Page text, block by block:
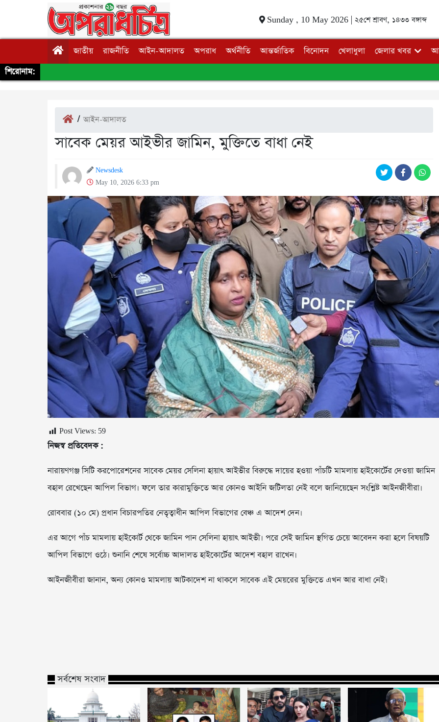
Sunday , 10 May 2026 | ২৫শে শ্রাবণ, ১৪৩৩ বঙ্গাব্দ
জাতীয় রাজনীতি আইন-আদালত অপরাধ অর্থনীতি আন্তর্জাতিক বিনোদন খেলাধুলা জেলার খবর
শিরোনাম:
/আইন-আদালত
সাবেক মেয়র আইভীর জামিন, মুক্তিতে বাধা নেই
Newsdesk
May 10, 2026 6:33 pm
Post Views: 59
নিজস্ব প্রতিবেদক :
নারায়ণগঞ্জ সিটি করপোরেশনের সাবেক মেয়র সেলিনা হায়াৎ আইভীর বিরুদ্ধে দায়ের হওয়া পাঁচটি মামলায় হাইকোর্টের দেওয়া জামিন
বহাল রেখেছেন আপিল বিভাগ। ফলে তার কারামুক্তিতে আর কোনও আইনি জটিলতা নেই বলে জানিয়েছেন সংশ্লিষ্ট আইনজীবীরা।
রোববার (১০ মে) প্রধান বিচারপতির নেতৃত্বাধীন আপিল বিভাগের বেঞ্চ এ আদেশ দেন।
এর আগে পাঁচ মামলায় হাইকোর্ট থেকে জামিন পান সেলিনা হায়াৎ আইভী। পরে সেই জামিন স্থগিত চেয়ে আবেদন করা হলে বিষয়টি
আপিল বিভাগে ওঠে। শুনানি শেষে সর্বোচ্চ আদালত হাইকোর্টের আদেশ বহাল রাখেন।
আইনজীবীরা জানান, অন্য কোনও মামলায় আটকাদেশ না থাকলে সাবেক এই মেয়রের মুক্তিতে এখন আর বাধা নেই।
সর্বশেষ সংবাদ